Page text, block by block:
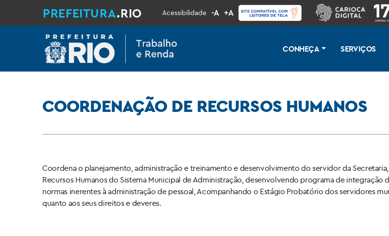
PREFEITURA.RIO Acessibilidade -A +A
CONHEÇA SERVIÇOS
COORDENAÇÃO DE RECURSOS HUMANOS
Coordena o planejamento, administração e treinamento e desenvolvimento do servidor da
Recursos Humanos do Sistema Municipal de Administração, desenvolvendo programa de integração
normas inerentes à administração de pessoal, Acompanhando o Estágio Probatório dos servidores
quanto aos seus direitos e deveres.